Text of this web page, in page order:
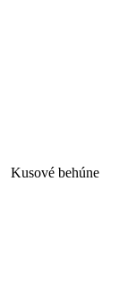
Kusové behúne